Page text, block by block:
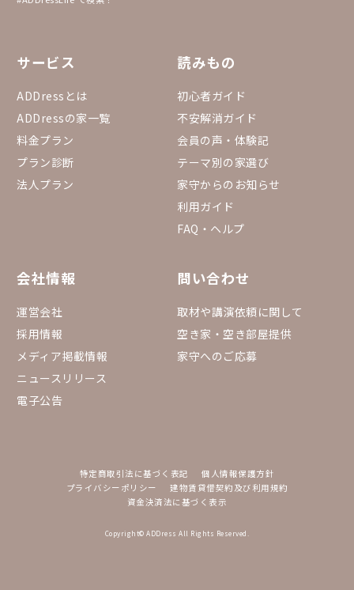
サービス
ADDressとは
ADDressの家一覧
料金プラン
プラン診断
法人プラン
読みもの
初心者ガイド
不安解消ガイド
会員の声・体験記
テーマ別の家選び
家守からのお知らせ
利用ガイド
FAQ・ヘルプ
会社情報
運営会社
採用情報
メディア掲載情報
ニュースリリース
電子公告
問い合わせ
取材や講演依頼に関して
空き家・空き部屋提供
家守へのご応募
特定商取引法に基づく表記
個人情報保護方針
プライバシーポリシー
建物賃貸借契約及び利用規約
資金決済法に基づく表示
Copyright© ADDress All Rights Reserved.